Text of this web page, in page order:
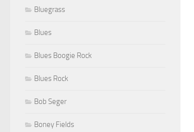
Bluegrass
Blues
Blues Boogie Rock
Blues Rock
Bob Seger
Boney Fields